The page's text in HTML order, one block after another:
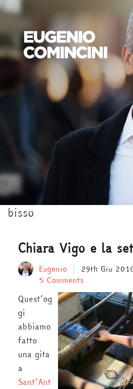
bisso
Chiara Vigo e la
Eugenio 29th Giu
5 Comments
Quest’og
gi
abbiamo
fatto
una gita
a
Sant’Ant